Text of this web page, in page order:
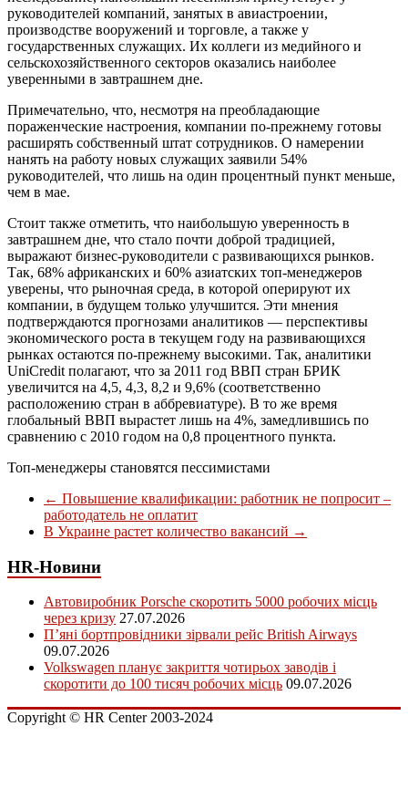
руководителей компаний, занятых в авиастроении,
производстве вооружений и торговле, а также у
государственных служащих. Их коллеги из медийного и
сельскохозяйственного секторов оказались наиболее
уверенными в завтрашнем дне.
Примечательно, что, несмотря на преобладающие
пораженческие настроения, компании по-прежнему готовы
расширять собственный штат сотрудников. О намерении
нанять на работу новых служащих заявили 54%
руководителей, что лишь на один процентный пункт меньше,
чем в мае.
Стоит также отметить, что наибольшую уверенность в
завтрашнем дне, что стало почти доброй традицией,
выражают бизнес-руководители с развивающихся рынков.
Так, 68% африканских и 60% азиатских топ-менеджеров
уверены, что рыночная среда, в которой оперируют их
компании, в будущем только улучшится. Эти мнения
подтверждаются прогнозами аналитиков — перспективы
экономического роста в текущем году на развивающихся
рынках остаются по-прежнему высокими. Так, аналитики
UniCredit полагают, что за 2011 год ВВП стран БРИК
увеличится на 4,5, 4,3, 8,2 и 9,6% (соответственно
расположению стран в аббревиатуре). В то же время
глобальный ВВП вырастет лишь на 4%, замедлившись по
сравнению с 2010 годом на 0,8 процентного пункта.
Топ-менеджеры становятся пессимистами
← Повышение квалификации: работник не попросит –
работодатель не оплатит
В Украине растет количество вакансий →
HR-Новини
Автовиробник Porsche скоротить 5000 робочих місць
через кризу 27.07.2026
П’яні бортпровідники зірвали рейс British Airways
09.07.2026
Volkswagen планує закриття чотирьох заводів і
скоротити до 100 тисяч робочих місць 09.07.2026
Copyright © HR Center 2003-2024